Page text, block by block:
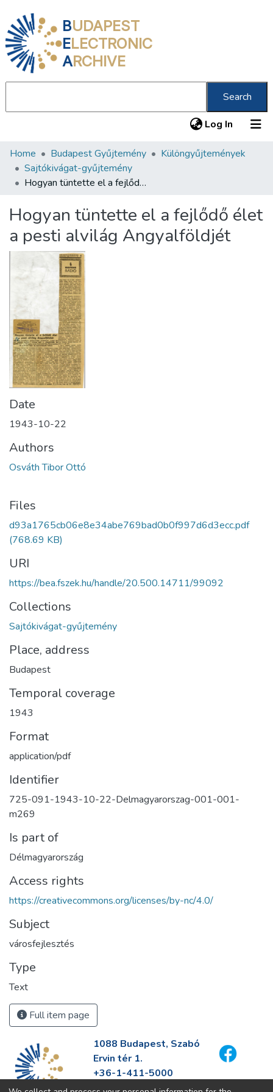
BUDAPEST
ELECTRONIC
ARCHIVE
Search
Log In (current)
Communities & Collections
All of DSpace
About us
Home Budapest Gyűjtemény
Különgyűjtemények
Sajtókivágat-gyűjtemény
Hogyan tüntette el a fejlődő élet a pesti alvilág Angyalföldjét
Hogyan tüntette el a fejlődő élet
a pesti alvilág Angyalföldjét
Date
1943-10-22
Authors
Osváth Tibor Ottó
Files
d93a1765cb06e8e34abe769bad0b0f997d6d3ecc.pdf
(768.69 KB)
URI
https://bea.fszek.hu/handle/20.500.14711/99092
Collections
Sajtókivágat-gyűjtemény
Place, address
Budapest
Temporal coverage
1943
Format
application/pdf
Identifier
725-091-1943-10-22-Delmagyarorszag-001-001-
m269
Is part of
Délmagyarország
Access rights
https://creativecommons.org/licenses/by-nc/4.0/
Subject
városfejlesztés
Type
Text
Full item page
1088 Budapest, Szabó
Ervin tér 1.
+36-1-411-5000
info@fszek.hu